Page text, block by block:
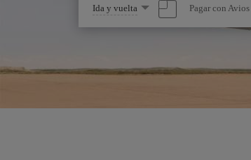
Seleccione
una
opción
Ida y vuelta Pagar con Avios